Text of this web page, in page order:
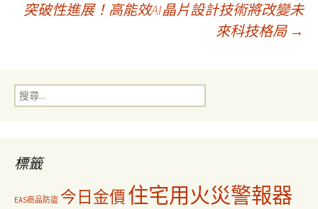
章
覽
突破性進展！高能效AI晶片設計技術將改變未
來科技格局 →
搜
尋
標籤
EAS商品防盜 今日金價住宅用火災警報器